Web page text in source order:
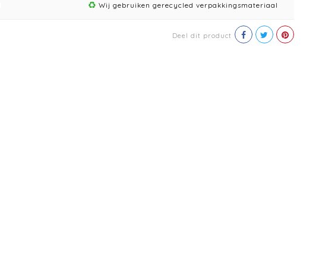
Wij gebruiken gerecycled verpakkingsmateriaal
Deel dit product